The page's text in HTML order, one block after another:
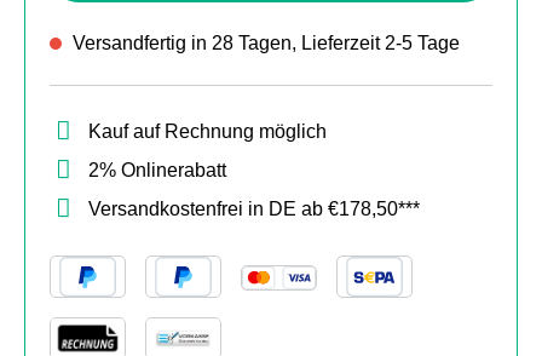
Versandfertig in 28 Tagen, Lieferzeit 2-5 Tage
Kauf auf Rechnung möglich
2% Onlinerabatt
Versandkostenfrei in DE ab €178,50***